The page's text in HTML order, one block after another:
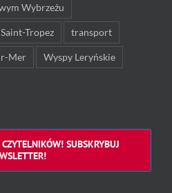
Wybrzeżu
Saint-Tropez transport
Mer Wyspy Leryńskie
SUBSKRYBUJ